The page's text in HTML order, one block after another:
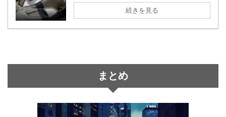
続きを見る
まとめ